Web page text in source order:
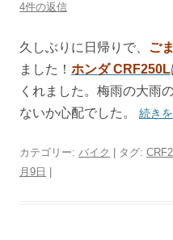
4件の返信
久しぶりに日帰りで、 ご
ました！ ホンダ CRF250L
くれました。梅雨の大雨
ないか心配でした。
続き
カテゴリー: バイク | タグ:
月9日